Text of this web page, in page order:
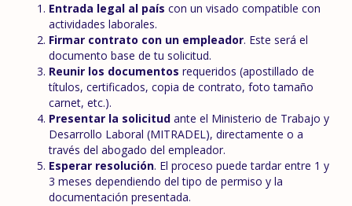
Entrada legal al país con un visado compatible con
actividades laborales.
Firmar contrato con un empleador. Este será el
documento base de tu solicitud.
Reunir los documentos requeridos (apostillado de
títulos, certificados, copia de contrato, foto tamaño
carnet, etc.).
Presentar la solicitud ante el Ministerio de Trabajo y
Desarrollo Laboral (MITRADEL), directamente o a
través del abogado del empleador.
Esperar resolución. El proceso puede tardar entre 1 y
3 meses dependiendo del tipo de permiso y la
documentación presentada.